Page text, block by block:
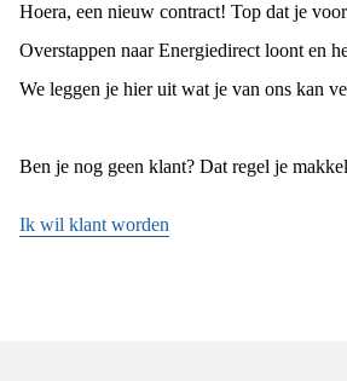
Hoera, een nieuw contract! Top dat je
Overstappen naar Energiedirect loont en
We leggen je hier uit wat je van ons kan
Ben je nog geen klant? Dat regel je
Ik wil klant worden